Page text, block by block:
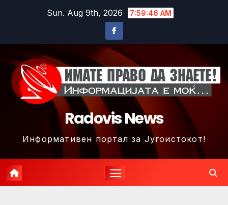
Sun. Aug 9th, 2026 7:59:49 AM
Radovis News
Информативен портал за Југоистокот!